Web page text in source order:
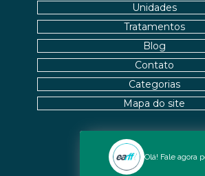
Nossas Unidades
Unidades
Tratamentos
Blog
Contato
Categorias
Mapa do site
Olá! Fale agora